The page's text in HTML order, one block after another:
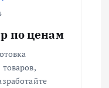
по ценам